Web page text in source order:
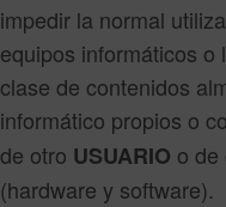
impedir la normal
equipos informáticos
clase de contenidos
informático propios o
de otro USUARIO o de
(hardware y software).